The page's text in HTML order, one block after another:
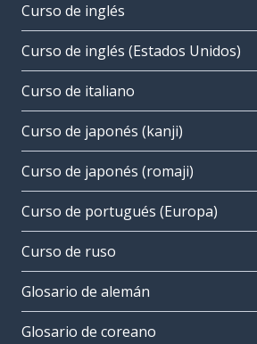
Curso de inglés
Curso de inglés (Estados Unidos)
Curso de italiano
Curso de japonés (kanji)
Curso de japonés (romaji)
Curso de portugués (Europa)
Curso de ruso
Glosario de alemán
Glosario de coreano